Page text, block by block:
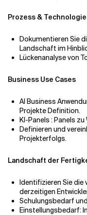
Prozess & Technologie
Dokumentieren Sie
Landschaft im
Lückenanalyse von
Business Use Cases
AI Business
Projekte Definition.
KI-Panels : Panels
Definieren und
Projekterfolgs.
Landschaft der
Identifizieren Sie die
derzeitigen
Schulungsbedarf
Einstellungsbedarf: